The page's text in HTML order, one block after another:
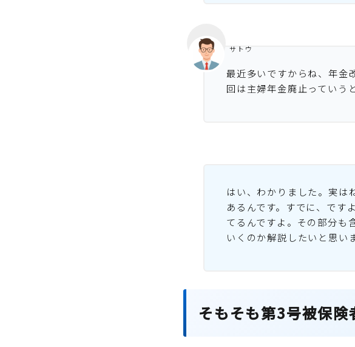
最近多いですからね、年金
回は主婦年金廃止っていう
サトウ
はい、わかりました。実は
あるんです。すでに、です
てるんですよ。その部分も
いくのか解説したいと思いま
そもそも第3号被保